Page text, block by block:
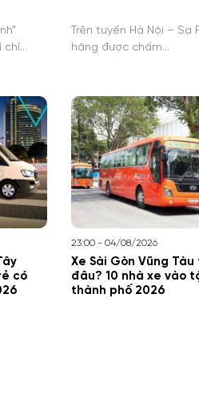
chỉ…
Trên tuyến Hà Nội – Sa
hãng được chấm…
có
23:00 - 04/08/2026
Xe Sài Gòn Vũng
đâu? 10 nhà xe vào
thành phố 2026